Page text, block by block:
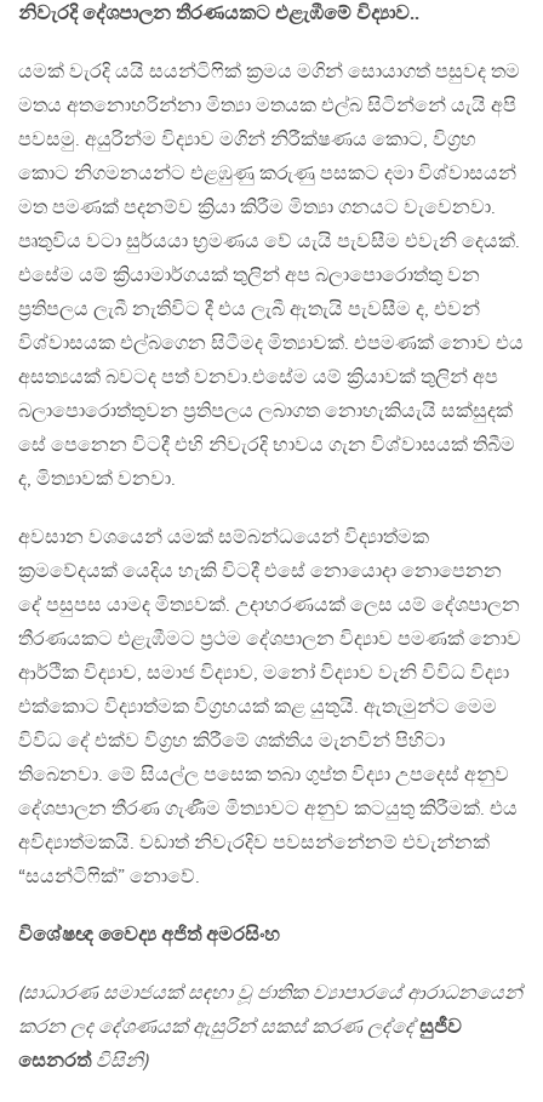
නිවැරදි දේශපාලන තීරණයකට එළැඹීමේ විද්‍යාව..
යමක් වැරදි යයි සයන්ටිෆික් ක්‍රමය මගින් සොයාගත් පසුවද තම
මතය අතනොහරින්නා මිත්‍යා මතයක එල්බ සිටින්නේ යැයි අපි
පවසමු. අයුරින්ම විද්‍යාව මගින් නිරීක්ෂණය කොට, විග්‍රහ
කොට නිගමනයන්ට එළඹුණු කරුණු පසකට දමා විශ්වාසයන්
මත පමණක් පදනම්ව ක්‍රියා කිරීම මිත්‍යා ගනයට වැවෙනවා.
පෘතුවිය වටා සුර්යයා භ්‍රමණය වේ යැයි පැවසීම එවැනි දෙයක්.
එසේම යම් ක්‍රියාමාර්ගයක් තුලින් අප බලාපොරොත්තු වන
ප්‍රතිපලය ලැබී නැතිවිට දී එය ලැබී ඇතැයි පැවසීම ද, එවන්
විශ්වාසයක එල්බගෙන සිටීමද මිත්‍යාවක්. එපමණක් නොව එය
අසත්‍යයක් බවටද පත් වනවා.එසේම යම් ක්‍රියාවක් තුලින් අප
බලාපොරොත්තුවන ප්‍රතිපලය ලබාගත නොහැකියැයි සක්සුදක්
සේ පෙනෙන විටදී එහි නිවැරදි භාවය ගැන විශ්වාසයක් තිබීම
ද, මිත්‍යාවක් වනවා.
අවසාන වශයෙන් යමක් සම්බන්ධයෙන් විද්‍යාත්මක
ක්‍රමවේදයක් යෙදිය හැකි විටදී එසේ නොයොදා නොපෙනන
දේ පසුපස යාමද මිත්‍යවක්. උදාහරණයක් ලෙස යම් දේශපාලන
තීරණයකට එළැඹීමට ප්‍රථම දේශපාලන විද්‍යාව පමණක් නොව
ආර්ථික විද්‍යාව, සමාජ විද්‍යාව, මනෝ විද්‍යාව වැනි විවිධ විද්‍යා
එක්කොට විද්‍යාත්මක විග්‍රහයක් කළ යුතුයි. ඇතැමුන්ට මෙම
විවිධ දේ එක්ව විග්‍රහ කිරීමේ ශක්තිය මැනවින් පිහිටා
තිබෙනවා. මේ සියල්ල පසෙක තබා ගුප්ත විද්‍යා උපදෙස් අනුව
දේශපාලන තීරණ ගැණීම මිත්‍යාවට අනුව කටයුතු කිරීමක්. එය
අවිද්‍යාත්මකයි. වඩාත් නිවැරදිව පවසන්නේනම් එවැන්නක්
“සයන්ටිෆික්” නොවේ.
විශේෂඥ වෛද්‍ය අජිත් අමරසිංහ
(සාධාරණ සමාජයක් සඳහා වූ ජාතික ව්‍යාපාරයේ ආරාධනයෙන්
කරන ලද දේශණයක් ඇසුරින් සකස් කරණ ලද්දේසුජීව
සෙනරත්විසිනි)